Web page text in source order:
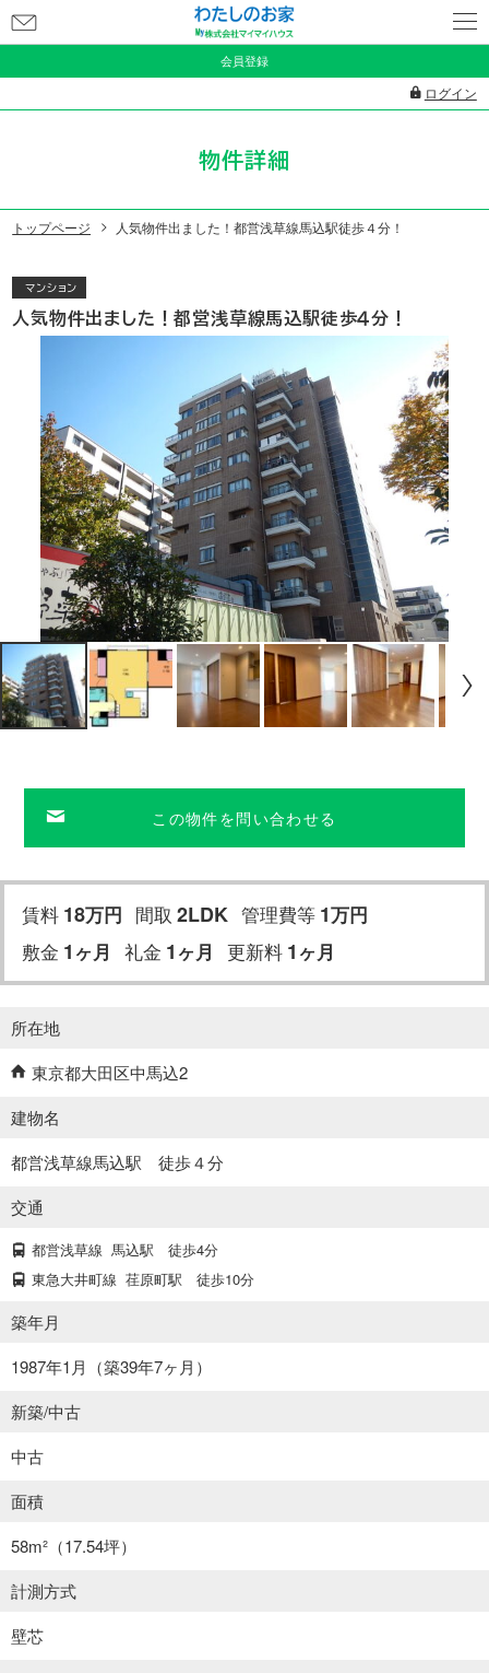
会員登録
ログイン
問
い
合
物件詳細
トップページ 人気物件出ました！都営浅草線馬込駅徒歩４分！
マンション
人気物件出ました！都営浅草線馬込駅徒歩４分！
この物件を問い合わせる
賃料 18万円 間取 2LDK 管理費等 1万円
敷金 1 ヶ月 礼金 1 ヶ月 更新料 1 ヶ月
所在地
東京都大田区中馬込2
建物名
都営浅草線馬込駅 徒歩４分
交通
都営浅草線 馬込駅
徒歩4分
東急大井町線 荏原町駅 徒歩10分
築年月
1987年1月（築39年7ヶ月）
新築/中古
中古
面積
58m² （17.54坪）
計測方式
壁芯